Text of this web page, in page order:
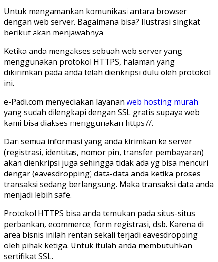
Untuk mengamankan komunikasi antara browser
dengan web server. Bagaimana bisa? Ilustrasi singkat
berikut akan menjawabnya.
Ketika anda mengakses sebuah web server yang
menggunakan protokol HTTPS, halaman yang
dikirimkan pada anda telah dienkripsi dulu oleh protokol
ini.
e-Padi.com menyediakan layanan web hosting murah
yang sudah dilengkapi dengan SSL gratis supaya web
kami bisa diakses menggunakan https://.
Dan semua informasi yang anda kirimkan ke server
(registrasi, identitas, nomor pin, transfer pembayaran)
akan dienkripsi juga sehingga tidak ada yg bisa mencuri
dengar (eavesdropping) data-data anda ketika proses
transaksi sedang berlangsung. Maka transaksi data anda
menjadi lebih safe.
Protokol HTTPS bisa anda temukan pada situs-situs
perbankan, ecommerce, form registrasi, dsb. Karena di
area bisnis inilah rentan sekali terjadi eavesdropping
oleh pihak ketiga. Untuk itulah anda membutuhkan
sertifikat SSL.